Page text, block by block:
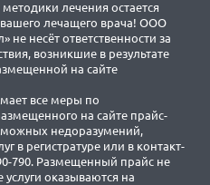
лечения остается
лечащего врача! ООО
несёт ответственности за
возникшие в результате
на сайте
все меры по
на сайте прайс-
недоразумений,
в регистратуре или в контакт-
790. Размещенный прайс не
оказываются на